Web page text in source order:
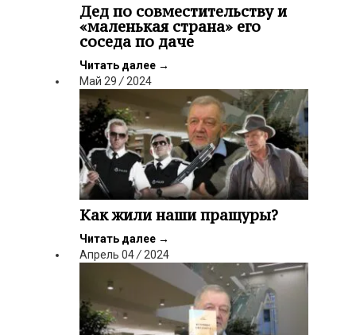
Дед по совместительству и
«маленькая страна» его
соседа по даче
Читать далее →
Май 29 / 2024
Как жили наши пращуры?
Читать далее →
Апрель 04/ 2024